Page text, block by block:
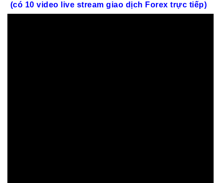
(có 10 video live stream giao dịch Forex trực tiếp)